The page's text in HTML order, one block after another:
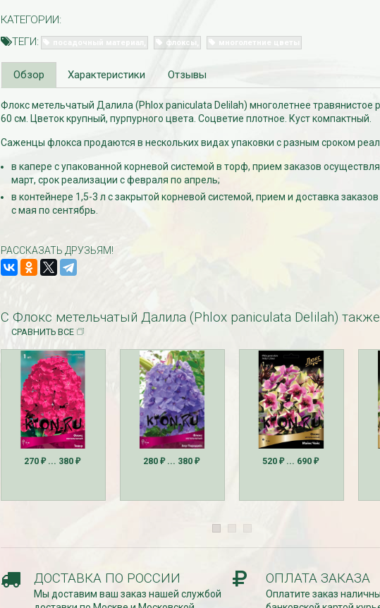
Рассада Незабудка
(Myosotis) в контейнере
p9
340₽
Рассада Колокольчик
карпатский (Campanula
carpatica) в контейнере
₽
СКИДКИ 15 % НА ДУГИ, ЗАБОРЫ,
ШПАЛЕРЫ И ДР.
БЕСПЛАТНАЯ ДОСТАВКА
КАТЕГОРИИ:
ТЕГИ:
флоксы
Обзор Характеристики Отзывы
Флокс метельчатый Далила (Phlox paniculata Delilah) многолетнее травянистое
60 см. Цветок крупный, пурпурного цвета. Соцветие плотное. Куст компактный.
Саженцы флокса продаются в нескольких видах упаковки с разным сроком
в капере с упакованной корневой системой в торф, прием заказов
март, срок реализации с февраля по апрель;
в контейнере 1,5-3 л с закрытой корневой системой, прием и доставка
с мая по сентябрь.
РАССКАЗАТЬ ДРУЗЬЯМ!
С Флокс метельчатый Далила (Phlox paniculata Delilah)
СРАВНИТЬ ВСЕ
270₽... 380₽ 280₽... 380₽ 520₽... 690₽
ДОСТАВКА ПО РОССИИ
Мы доставим ваш заказ нашей службой
ОПЛАТА ЗАКАЗА
Оплатите заказ